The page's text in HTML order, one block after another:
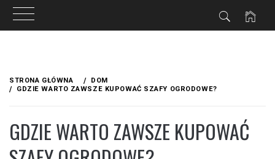
treści
STRONA GŁÓWNA
DOM
GDZIE WARTO ZAWSZE KUPOWAĆ SZAFY OGRODOWE?
GDZIE WARTO ZAWSZE KUPOWAĆ